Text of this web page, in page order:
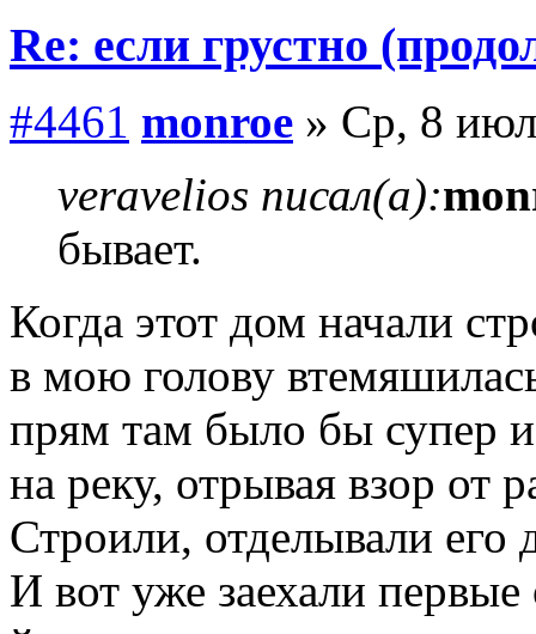
Re: если грустно
#4461 monroe » Ср, 8
veravelios писал(а):
бывает.
Когда этот дом начали
в мою голову
прям там было бы супер
на реку, отрывая взор от
Строили, отделывали его
И вот уже заехали